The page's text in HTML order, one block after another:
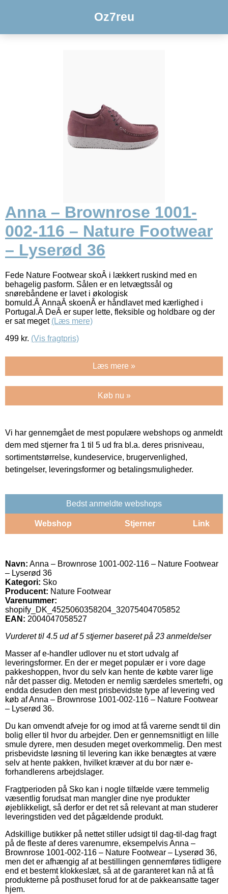
Oz7reu
Anna – Brownrose 1001-
002-116 – Nature Footwear
– Lyserød 36
Fede Nature Footwear skoÂ i lækkert ruskind med en
behagelig pasform. Sålen er en letvægtssål og
snørebåndene er lavet i økologisk
bomuld.Â AnnaÂ skoenÂ er håndlavet med kærlighed i
Portugal.Â DeÂ er super lette, fleksible og holdbare og der
er sat meget (Læs mere)
499 kr. (Vis fragtpris)
Læs mere »
Køb nu »
Vi har gennemgået de mest populære webshops og anmeldt
dem med stjerner fra 1 til 5 ud fra bl.a. deres prisniveau,
sortimentstørrelse, kundeservice, brugervenlighed,
betingelser, leveringsformer og betalingsmuligheder.
Bedst anmeldte webshops
Webshop Stjerner Link
Navn: Anna – Brownrose 1001-002-116 – Nature Footwear
– Lyserød 36
Kategori: Sko
Producent: Nature Footwear
Varenummer:
shopify_DK_4525060358204_32075404705852
EAN: 2004047058527
Vurderet til 4.5 ud af 5 stjerner baseret på 23 anmeldelser
Masser af e-handler udlover nu et stort udvalg af
leveringsformer. En der er meget populær er i vore dage
pakkeshoppen, hvor du selv kan hente de købte varer lige
når det passer dig. Metoden er nemlig særdeles smertefri, og
endda desuden den mest prisbevidste type af levering ved
køb af Anna – Brownrose 1001-002-116 – Nature Footwear
– Lyserød 36.
Du kan omvendt afveje for og imod at få varerne sendt til din
bolig eller til hvor du arbejder. Den er gennemsnitligt en lille
smule dyrere, men desuden meget overkommelig. Den mest
prisbevidste løsning til levering kan ikke benægtes at være
selv at hente pakken, hvilket kræver at du bor nær e-
forhandlerens arbejdslager.
Fragtperioden på Sko kan i nogle tilfælde være temmelig
væsentlig forudsat man mangler dine nye produkter
øjeblikkeligt, så derfor er det ret så relevant at man studerer
leveringstiden ved det pågældende produkt.
Adskillige butikker på nettet stiller udsigt til dag-til-dag fragt
på de fleste af deres varenumre, eksempelvis Anna –
Brownrose 1001-002-116 – Nature Footwear – Lyserød 36,
men det er afhængig af at bestillingen gennemføres tidligere
end et bestemt klokkeslæt, så at de garanteret kan nå at få
produkterne på posthuset forud for at de pakkeansatte tager
hjem.